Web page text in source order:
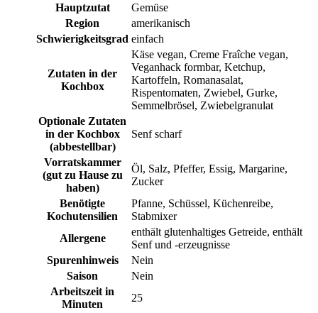
Hauptzutat
Gemüse
Region
amerikanisch
Schwierigkeitsgrad einfach
Zutaten in der
Kochbox
Käse vegan, Creme Fraîche vegan,
Veganhack formbar, Ketchup,
Kartoffeln, Romanasalat,
Rispentomaten, Zwiebel, Gurke,
Semmelbrösel, Zwiebelgranulat
Optionale Zutaten
in der Kochbox
(abbestellbar)
Senf scharf
Vorratskammer
(gut zu Hause zu
haben)
Öl, Salz, Pfeffer, Essig, Margarine,
Zucker
Benötigte
Kochutensilien
Pfanne, Schüssel, Küchenreibe,
Stabmixer
Allergene
enthält glutenhaltiges Getreide, enthält
Senf und -erzeugnisse
Spurenhinweis
Nein
Saison
Nein
Arbeitszeit in
Minuten
25